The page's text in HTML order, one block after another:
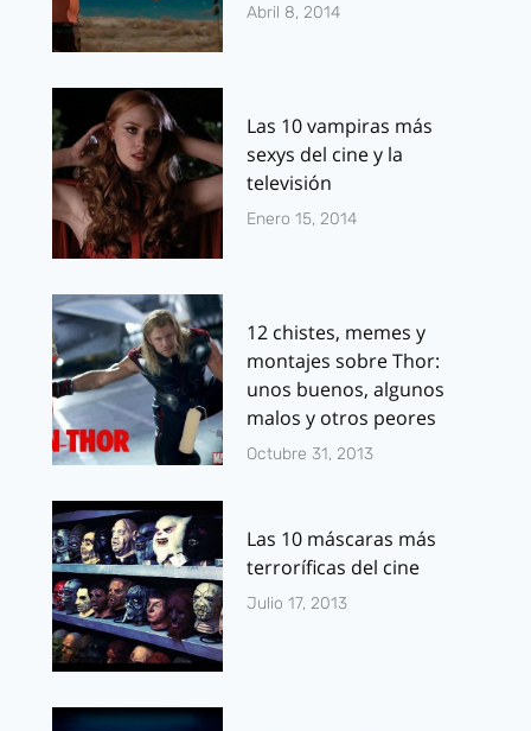
Abril 8, 2014
Las 10 vampiras más
sexys del cine y la
televisión
Enero 15, 2014
12 chistes, memes y
montajes sobre Thor:
unos buenos, algunos
malos y otros peores
Octubre 31, 2013
Las 10 máscaras más
terroríficas del cine
Julio 17, 2013